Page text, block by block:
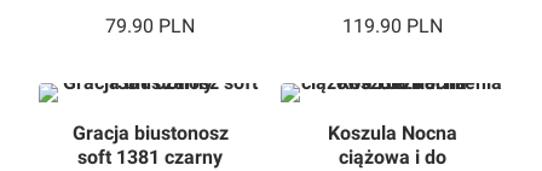
79.90 PLN 119.90 PLN
Gracja biustonosz
soft 1381 czarny
Koszula Nocna
ciążowa i do